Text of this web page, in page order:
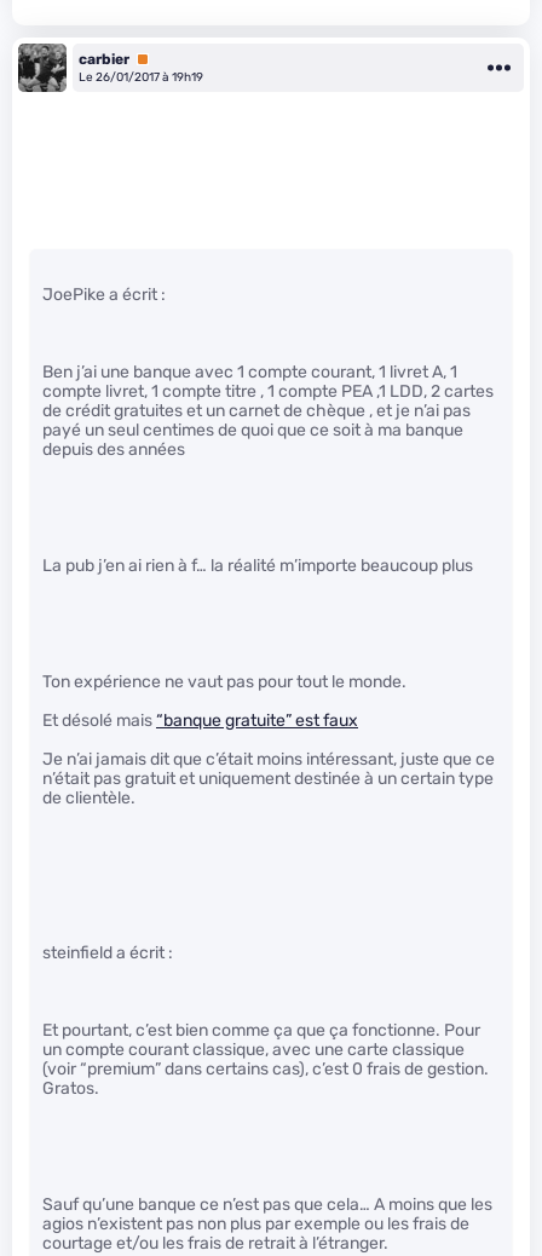
carbier Premium
Le 26/01/2017 à 19h19
JoePike a écrit :
Ben j’ai une banque avec 1 compte courant, 1 livret A, 1
compte livret, 1 compte titre , 1 compte PEA ,1 LDD, 2 cartes
de crédit gratuites et un carnet de chèque , et je n’ai pas
payé un seul centimes de quoi que ce soit à ma banque
depuis des années
La pub j’en ai rien à f… la réalité m’importe beaucoup plus
Ton expérience ne vaut pas pour tout le monde.
Et désolé mais“banque gratuite” est faux
Je n’ai jamais dit que c’était moins intéressant, juste que ce
n’était pas gratuit et uniquement destinée à un certain type
de clientèle.
steinfield a écrit :
Et pourtant, c’est bien comme ça que ça fonctionne. Pour
un compte courant classique, avec une carte classique
(voir “premium” dans certains cas), c’est 0 frais de gestion.
Gratos.
Sauf qu’une banque ce n’est pas que cela… A moins que les
agios n’existent pas non plus par exemple ou les frais de
courtage et/ou les frais de retrait à l’étranger.